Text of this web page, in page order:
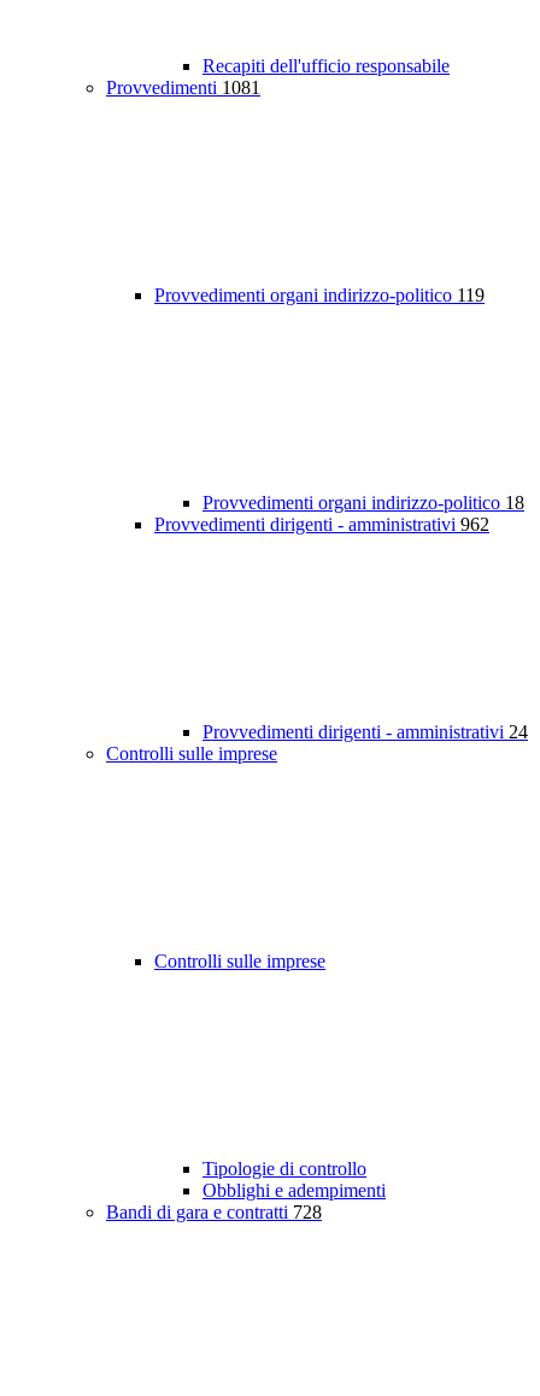
Recapiti dell'ufficio responsabile
Provvedimenti 1081
Provvedimenti organi indirizzo-politico 119
Provvedimenti organi indirizzo-politico 18
Provvedimenti dirigenti - amministrativi 962
Provvedimenti dirigenti - amministrativi 24
Controlli sulle imprese
Controlli sulle imprese
Tipologie di controllo
Obblighi e adempimenti
Bandi di gara e contratti 728